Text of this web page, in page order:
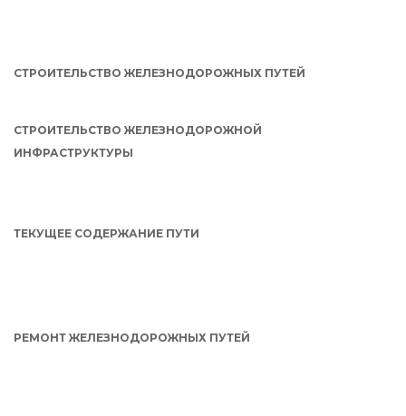
СТРОИТЕЛЬСТВО ЖЕЛЕЗНОДОРОЖНЫХ ПУТЕЙ
СТРОИТЕЛЬСТВО ЖЕЛЕЗНОДОРОЖНОЙ
ИНФРАСТРУКТУРЫ
ТЕКУЩЕЕ СОДЕРЖАНИЕ ПУТИ
РЕМОНТ ЖЕЛЕЗНОДОРОЖНЫХ ПУТЕЙ